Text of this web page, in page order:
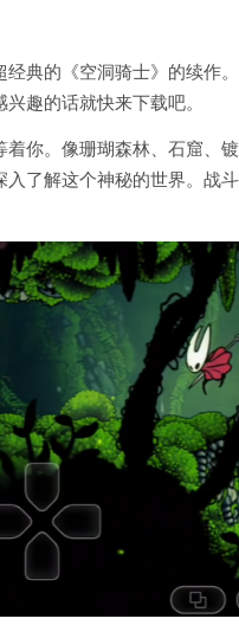
典的《空洞骑士》的续作
趣的话就快来下载吧。
你。像珊瑚森林、石窟、
了解这个神秘的世界。战